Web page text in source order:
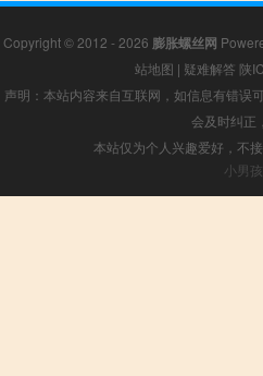
Copyright © 2012 - 2026 膨胀螺丝网
站地图 | 疑难解答 陕
声明：本站内容来自互联网，如信息有错误
会及时纠正
本站仅为个人兴趣爱好，不
小男孩